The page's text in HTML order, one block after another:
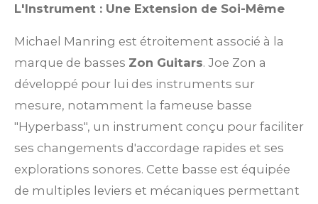
L'Instrument : Une Extension de Soi-Même
Michael Manring est étroitement associé à la
marque de basses Zon Guitars. Joe Zon a
développé pour lui des instruments sur
mesure, notamment la fameuse basse
"Hyperbass", un instrument conçu pour faciliter
ses changements d'accordage rapides et ses
explorations sonores. Cette basse est équipée
de multiples leviers et mécaniques permettant